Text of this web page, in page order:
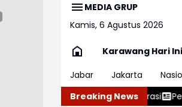
MEDIA GRUP
Kamis, 6 Agustus 2026
Karawang Hari Ini
Jabar
Jakarta
Breaking News
Persija Raih Posisi Ketiga